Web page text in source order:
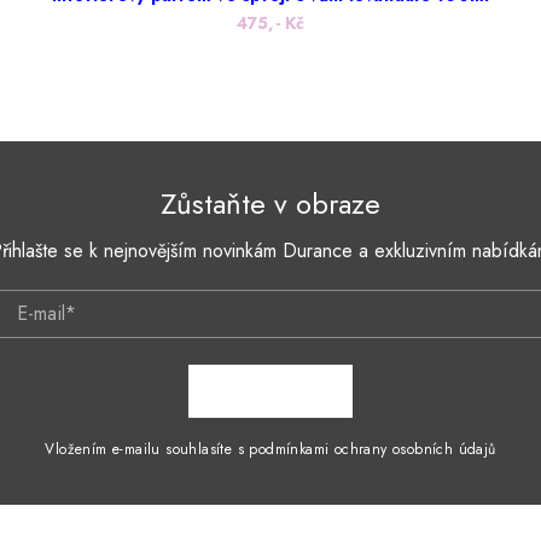
475,- Kč
Zůstaňte v obraze
se k nejnovějším novinkám Durance a exkluzivním
E-mail*
Vložením e-mailu souhlasíte s podmínkami ochrany osobních údajů